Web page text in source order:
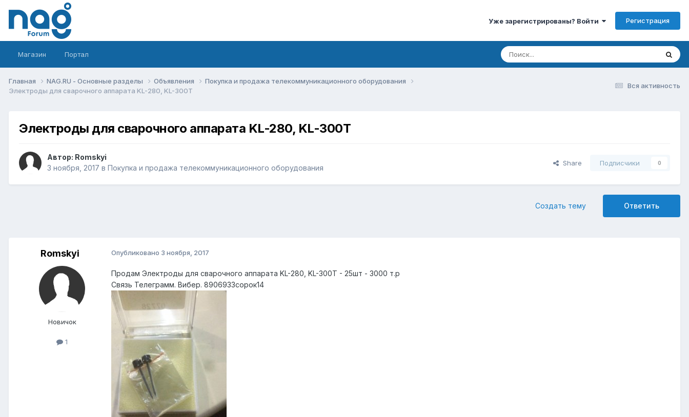
Уже зарегистрированы? Войти Регистрация
Магазин Портал
Вся активность
Главная NAG.RU - Основные разделы Объявления
Покупка и продажа телекоммуникационного оборудования
Электроды для сварочного аппарата KL-280, KL-300T
Электроды для сварочного аппарата KL-280, KL-300T
Автор: Romskyi
3 ноября, 2017 в Покупка и продажа телекоммуникационного оборудования
Share Подписчики 0
Ответить
Создать тему
Romskyi
Новичок
1
Опубликовано 3 ноября, 2017
Продам Электроды для сварочного аппарата KL-280, KL-300T - 25шт - 3000 т.р
Связь Телеграмм. Вибер. 8906933сорок14